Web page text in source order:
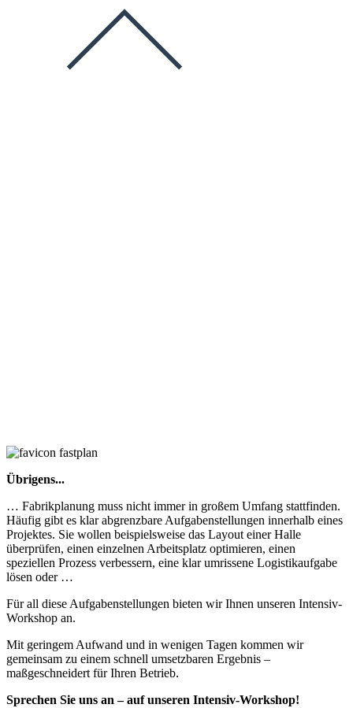
Übrigens...
… Fabrikplanung muss nicht immer in großem Umfang stattfinden.
Häufig gibt es klar abgrenzbare Aufgabenstellungen innerhalb eines
Projektes. Sie wollen beispielsweise das Layout einer Halle
überprüfen, einen einzelnen Arbeitsplatz optimieren, einen
speziellen Prozess verbessern, eine klar umrissene Logistikaufgabe
lösen oder …
Für all diese Aufgabenstellungen bieten wir Ihnen unseren Intensiv-
Workshop an.
Mit geringem Aufwand und in wenigen Tagen kommen wir
gemeinsam zu einem schnell umsetzbaren Ergebnis –
maßgeschneidert für Ihren Betrieb.
Sprechen Sie uns an – auf unseren Intensiv-Workshop!